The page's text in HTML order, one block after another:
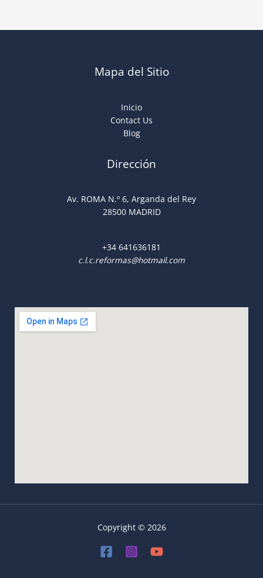
Mapa del Sitio
Inicio
Contact Us
Blog
Dirección
Av. ROMA N.º 6, Arganda del Rey
28500 MADRID
+34 641636181
c.l.c.reformas@hotmail.com
Copyright © 2026